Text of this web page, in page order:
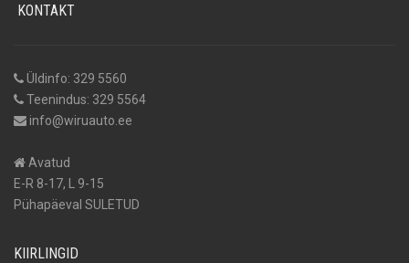
KONTAKT
Üldinfo: 329 5560
Teenindus: 329 5564
info@wiruauto.ee
Avatud
E-R 8-17, L 9-15
Pühapäeval SULETUD
KIIRLINGID